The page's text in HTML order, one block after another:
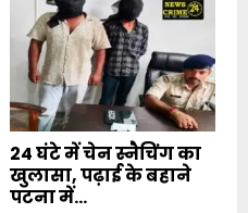
24 घंटे में चेन स्नैचिंग का
खुलासा, पढ़ाई के बहाने
पटना में...